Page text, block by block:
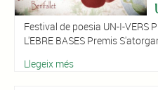
Festival de poesia UN-I-VERS
L'EBRE BASES Premis
Llegeix més